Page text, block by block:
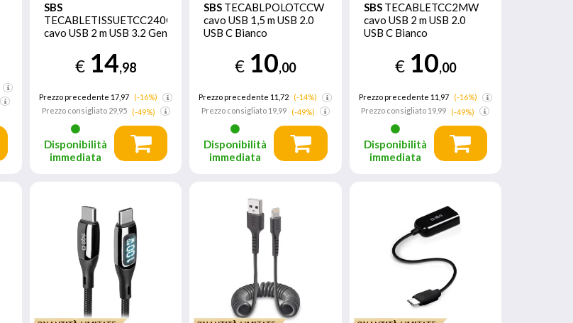
SBS
TECABLETISSUETCC240G
cavo USB 2 m USB 3.2 Gen
€ 14,98
Prezzo precedente 17,97
(-16%)
Prezzo consigliato29,95 (-49%)
Disponibilità
immediata
SBS TECABLPOLOTCCW
cavo USB 1,5 m USB 2.0
USB C Bianco
€ 10,00
Prezzo precedente 11,72
(-14%)
Prezzo consigliato19,99 (-49%)
Disponibilità
immediata
SBS TECABLETCC2MW
cavo USB 2 m USB 2.0
USB C Bianco
€ 10,00
Prezzo precedente 11,97
(-16%)
Prezzo consigliato 19,99 (-49%)
Disponibilità
immediata